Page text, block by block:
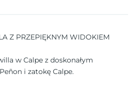
Z PRZEPIĘKNYM WIDOKIEM
w Calpe z doskonałym
i zatokę Calpe.
materiałów budowlanych o